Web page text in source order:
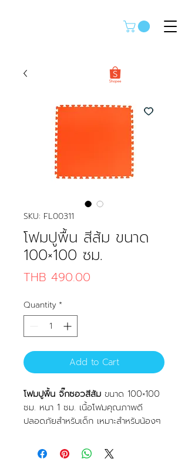
SKU: FL00311
โฟมปูพื้น สีส้ม ขนาด
100×100 ซม.
THB 490.00
Quantity *
Add to Cart
โฟมปูพื้น จิ๊กซอวสีส้ม ขนาด 100×100
ซม. หนา 1 ซม. เนื้อโฟมคุณภาพดี
ปลอดภัยสำหรับเด็ก เหมาะสำหรับน้องๆ
การหัดคลานของลูกน้อย สามารถรับแรง
กระแทกและคืนตัวได้เป็นได้เป็นอย่างดี